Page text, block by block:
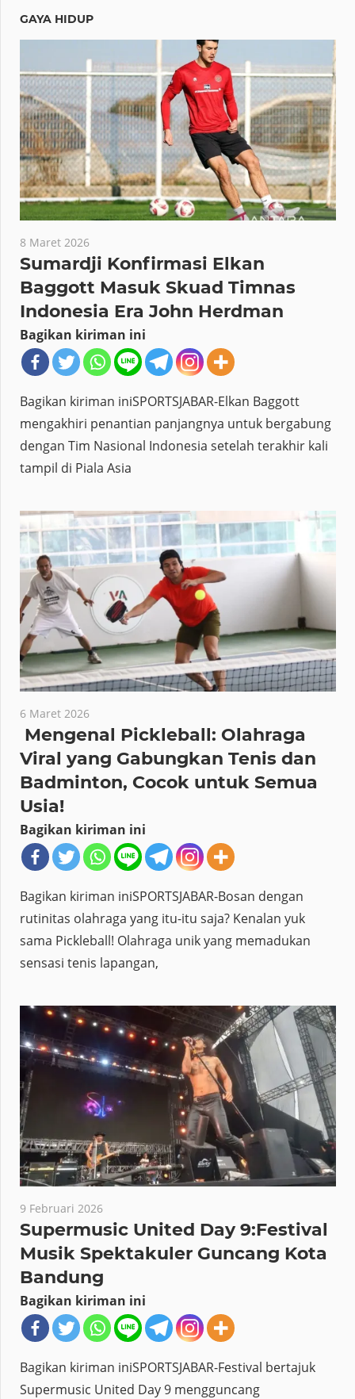
GAYA HIDUP
8 Maret 2026
Sumardji Konfirmasi Elkan
Baggott Masuk Skuad Timnas
Indonesia Era John Herdman
Bagikan kiriman ini
Bagikan kiriman iniSPORTSJABAR-Elkan Baggott
mengakhiri penantian panjangnya untuk bergabung
dengan Tim Nasional Indonesia setelah terakhir kali
tampil di Piala Asia
6 Maret 2026
Mengenal Pickleball: Olahraga
Viral yang Gabungkan Tenis dan
Badminton, Cocok untuk Semua
Usia!
Bagikan kiriman ini
Bagikan kiriman iniSPORTSJABAR-Bosan dengan
rutinitas olahraga yang itu-itu saja? Kenalan yuk
sama Pickleball! Olahraga unik yang memadukan
sensasi tenis lapangan,
9 Februari 2026
Supermusic United Day 9:Festival
Musik Spektakuler Guncang Kota
Bandung
Bagikan kiriman ini
Bagikan kiriman iniSPORTSJABAR-Festival bertajuk
Supermusic United Day 9 mengguncang